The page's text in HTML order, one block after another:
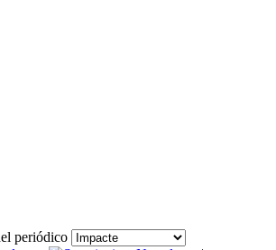
periódico